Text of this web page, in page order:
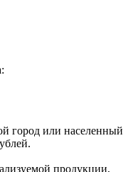
город или населенный
продукции,